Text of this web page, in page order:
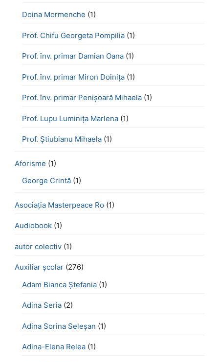
Doina Mormenche (1)
Prof. Chifu Georgeta Pompilia (1)
Prof. înv. primar Damian Oana (1)
Prof. înv. primar Miron Doinița (1)
Prof. înv. primar Penișoară Mihaela (1)
Prof. Lupu Luminița Marlena (1)
Prof. Știubianu Mihaela (1)
Aforisme (1)
George Crintă (1)
Asociația Masterpeace Ro (1)
Audiobook (1)
autor colectiv (1)
Auxiliar școlar (276)
Adam Bianca Ștefania (1)
Adina Seria (2)
Adina Sorina Seleșan (1)
Adina-Elena Relea (1)